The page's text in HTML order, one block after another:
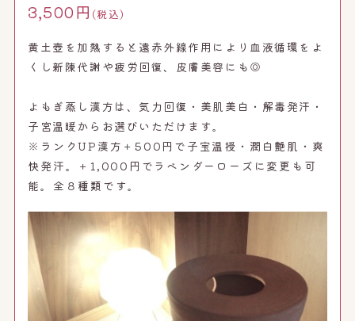
3,500円 (税込)
黄土壺を加熱すると遠赤外線作用により血液循環をよ
くし新陳代謝や疲労回復、皮膚美容にも◎
よもぎ蒸し漢方は、気力回復・美肌美白・解毒発汗・
子宮温暖からお選びいただけます。
※ランクUP漢方＋500円で子宝温授・潤白艶肌・爽
快発汗。＋1,000円でラベンダーローズに変更も可
能。全８種類です。